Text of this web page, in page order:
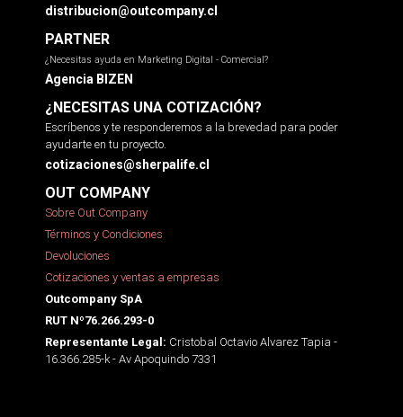
distribucion@outcompany.cl
PARTNER
¿Necesitas ayuda en Marketing Digital - Comercial?
Agencia BIZEN
¿NECESITAS UNA COTIZACIÓN?
Escríbenos y te responderemos a la brevedad para poder
ayudarte en tu proyecto.
cotizaciones@sherpalife.cl
OUT COMPANY
Sobre Out Company
Términos y Condiciones
Devoluciones
Cotizaciones y ventas a empresas
Outcompany SpA
RUT Nº76.266.293-0
Representante Legal: Cristobal Octavio Alvarez Tapia -
16.366.285-k - Av Apoquindo 7331